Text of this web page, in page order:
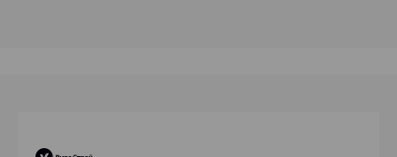
1970-01-01